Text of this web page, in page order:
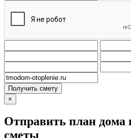
Получить смету
×
Отправить план дома
сметы